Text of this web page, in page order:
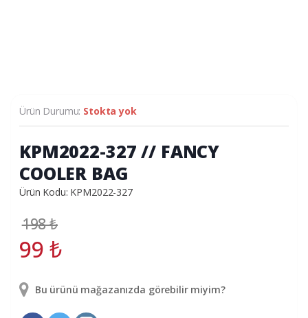
Ürün Durumu: Stokta yok
KPM2022-327 // FANCY
COOLER BAG
Ürün Kodu: KPM2022-327
198₺
99 ₺
Bu ürünü mağazanızda görebilir miyim?